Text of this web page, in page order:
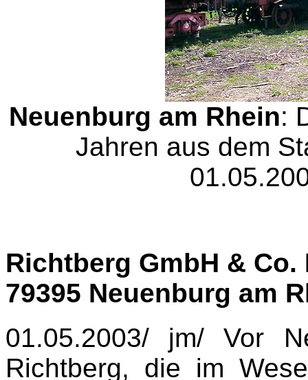
Neuenburg am Rhein:
Jahren aus dem
Richtberg GmbH &
79395 Neuenburg am
01.05.2003/ jm/ Vor
Richtberg, die im